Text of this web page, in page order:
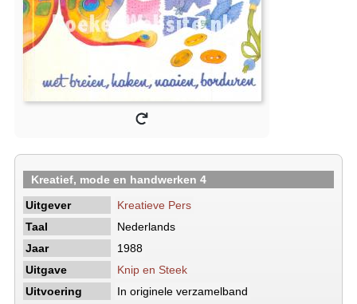
Kreatief, mode en handwerken 4
Uitgever
Kreatieve Pers
Taal
Nederlands
Jaar
1988
Uitgave
Knip en Steek
Uitvoering
In originele verzamelband